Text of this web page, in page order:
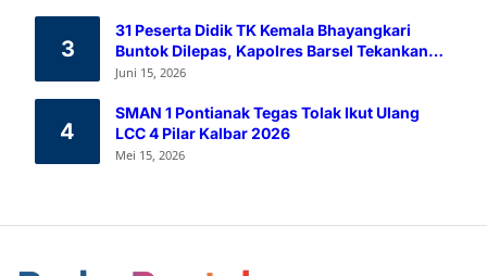
3
31 Peserta Didik TK Kemala Bhayangkari
Buntok Dilepas, Kapolres Barsel Tekankan
Pendidikan Karakter
Juni 15, 2026
4
SMAN 1 Pontianak Tegas Tolak Ikut Ulang
LCC 4 Pilar Kalbar 2026
Mei 15, 2026